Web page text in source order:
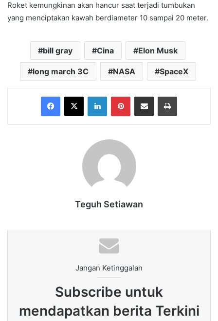
Roket kemungkinan akan hancur saat terjadi tumbukan
yang menciptakan kawah berdiameter 10 sampai 20 meter.
bill gray Cina Elon Musk
long march 3C NASA SpaceX
Facebook
X LinkedInPinterestShare via Email Print
Teguh Setiawan
Jangan Ketinggalan
Subscribe untuk
mendapatkan berita Terkini